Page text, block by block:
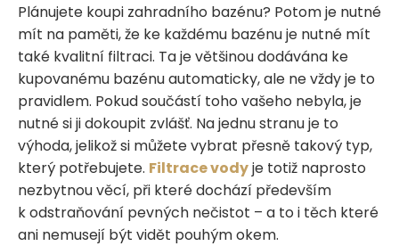
Plánujete koupi zahradního bazénu? Potom je nutné
mít na paměti, že ke každému bazénu je nutné mít
také kvalitní filtraci. Ta je většinou dodávána ke
kupovanému bazénu automaticky, ale ne vždy je to
pravidlem. Pokud součástí toho vašeho nebyla, je
nutné si ji dokoupit zvlášť. Na jednu stranu je to
výhoda, jelikož si můžete vybrat přesně takový typ,
který potřebujete. Filtrace vodyje totiž naprosto
nezbytnou věcí, při které dochází především
k odstraňování pevných nečistot – a to i těch které
ani nemusejí být vidět pouhým okem.